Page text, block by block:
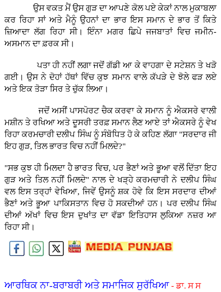
ਉਸ ਵਕਤ ਮੈਂ ਉਸ ਗੁੜ ਦਾ ਆਪਣੇ ਕੋਲ ਪਏ ਕੇਕਾਂ ਨਾਲ ਮੁਕਾਬਲਾ
ਕਰ ਰਿਹਾ ਸਾਂ ਅਤੇ ਮੈਨੂੰ ਉਹਨਾਂ ਦਾ ਭਾਰ ਇਸ ਸਮਾਨ ਦੇ ਭਾਰ ਤੋਂ ਕਿਤੇ
ਜ਼ਿਆਦਾ ਲੱਗ ਰਿਹਾ ਸੀ। ਇੰਨਾ ਮਗਰ ਛਿਪੇ ਜਜਬਾਤਾਂ ਵਿਚ ਜਮੀਨ-
ਅਸਮਾਨ ਦਾ ਫ਼ਰਕ ਸੀ।
ਪਤਾ ਹੀ ਨਹੀਂ ਲਗਾ ਜਦੋਂ ਗੱਡੀ ਆ ਕੇ ਵਾਹਗਾ ਦੇ ਸਟੇਸ਼ਨ ਤੇ ਖੜੋ
ਗਈ। ਉਸ ਨੇ ਦੋਹਾਂ ਹੱਥਾਂ ਵਿੱਚ ਕੁਝ ਸਮਾਨ ਵਾਲੇ ਕੱਪੜੇ ਦੇ ਝੋਲੇ ਫੜ ਲਏ
ਅਤੇ ਇਕ ਤੋੜਾ ਸਿਰ ਤੇ ਚੁੱਕ ਲਿਆ।
ਜਦੋਂ ਅਸੀਂ ਪਾਸਪੋਰਟ ਚੈਕ ਕਰਵਾ ਕੇ ਸਮਾਨ ਨੂੰ ਐਕਸਰੇ ਵਾਲੀ
ਮਸ਼ੀਨ ਤੇ ਰਖਿਆ ਅਤੇ ਦੂਸਰੀ ਤਰਫ਼ ਸਮਾਨ ਲੈਣ ਆਏ ਤਾਂ ਐਕਸਰੇ ਨੂੰ ਵੇਖ
ਰਿਹਾ ਕਰਮਚਾਰੀ ਦਲੀਪ ਸਿੰਘ ਨੂੰ ਸੰਬੋਧਿਤ ਹੋ ਕੇ ਕਹਿਣ ਲੱਗਾ "ਸਰਦਾਰ ਜੀ
ਇਹ ਗੁੜ, ਤਿਲ ਭਾਰਤ ਵਿਚ ਨਹੀਂ ਮਿਲਦੇ?"
"ਸਭ ਕੁਝ ਹੀ ਮਿਲਦਾ ਹੈ ਭਾਰਤ ਵਿਚ, ਪਰ ਭੈਣਾਂ ਅਤੇ ਭੂਆ ਵਲੋਂ ਦਿੱਤਾ ਇਹ
ਗੁੜ ਅਤੇ ਤਿਲ ਨਹੀਂ ਮਿਲਦੇ" ਨਾਲ ਦੇ ਖੜ੍ਹੇ ਕਰਮਚਾਰੀ ਨੇ ਦਲੀਪ ਸਿੰਘ
ਵਲ ਇਸ ਤਰ੍ਹਾਂ ਵੇਖਿਆ, ਜਿਵੇਂ ਉਸਨੂੰ ਸ਼ਕ ਹੋਵੇ ਕਿ ਇਸ ਸਰਦਾਰ ਦੀਆਂ
ਭੈਣਾਂ ਅਤੇ ਭੂਆ ਪਾਕਿਸਤਾਨ ਵਿਚ ਹੋ ਸਕਦੀਆਂ ਹਨ। ਪਰ ਦਲੀਪ ਸਿੰਘ
ਦੀਆਂ ਅੱਖਾਂ ਵਿਚ ਇਸ ਦੁਖਾਂਤ ਦਾ ਵੱਡਾ ਇਤਿਹਾਸ ਲੁਕਿਆ ਨਜ਼ਰ ਆ
ਰਿਹਾ ਸੀ।
ਆਰਥਿਕ ਨਾ-ਬਰਾਬਰੀ ਅਤੇ ਸਮਾਜਿਕ ਸੁਰੱਖਿਆ - ਡਾ. ਸ ਸ